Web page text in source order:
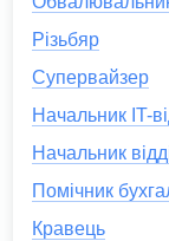
Різьбяр
Супервайзер
Начальник IT-
Начальник
Помічник
Кравець